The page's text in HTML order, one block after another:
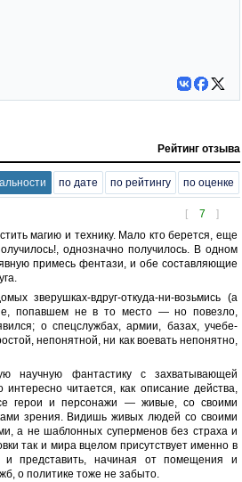
Рейтинг отзыва
по дате по рейтингу по оценке
[ 7 ]
магию и технику. Мало кто берется, еще
однозначно получилось. В одном
примесь фентази, и обе составляющие
зверушках-вдруг-откуда-ни-возьмись (а
попавшем не в то место — но повезло,
о спецслужбах, армии, базах, учебе-
непонятной, ни как воевать непонятно,
научную фантастику с захватывающей
читается, как описание действа,
герои и персонажи — живые, со своими
зрения. Видишь живых людей со своими
а не шаблонных суперменов без страха и
так и мира вцелом присутствует именно в
представить, начиная от помещения и
о политике тоже не забыто.